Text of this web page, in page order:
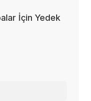
İçin Yedek